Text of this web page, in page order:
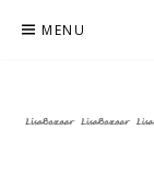
MENU